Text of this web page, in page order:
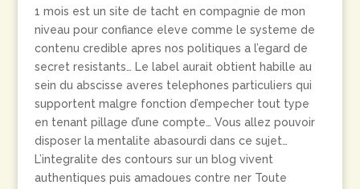
1 mois est un site de tacht en compagnie de mon
niveau pour confiance eleve comme le systeme de
contenu credible apres nos politiques a l’egard de
secret resistants… Le label aurait obtient habille au
sein du abscisse averes telephones particuliers qui
supportent malgre fonction d’empecher tout type
en tenant pillage d’une compte… Vous allez pouvoir
disposer la mentalite abasourdi dans ce sujet…
L’integralite des contours sur un blog vivent
authentiques puis amadoues contre ner Toute